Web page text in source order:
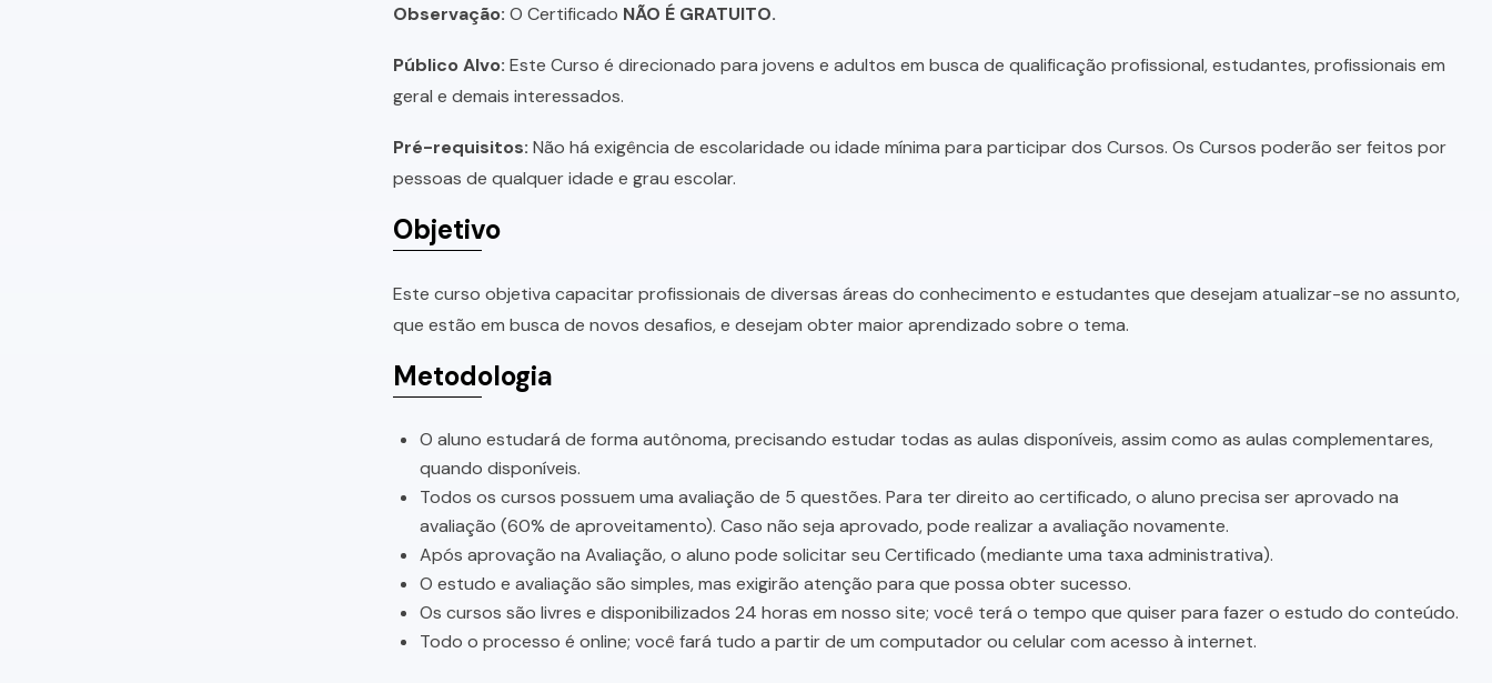
Observação: O Certificado NÃO É GRATUITO.
Público Alvo: Este Curso é direcionado para jovens e adultos em busca de qualificação profissional, estudantes, profissionais em
geral e demais interessados.
Pré-requisitos: Não há exigência de escolaridade ou idade mínima para participar dos Cursos. Os Cursos poderão ser feitos por
pessoas de qualquer idade e grau escolar.
Objetivo
Este curso objetiva capacitar profissionais de diversas áreas do conhecimento e estudantes que desejam atualizar-se no assunto,
que estão em busca de novos desafios, e desejam obter maior aprendizado sobre o tema.
Metodologia
O aluno estudará de forma autônoma, precisando estudar todas as aulas disponíveis, assim como as aulas complementares,
quando disponíveis.
Todos os cursos possuem uma avaliação de 5 questões. Para ter direito ao certificado, o aluno precisa ser aprovado na
avaliação (60% de aproveitamento). Caso não seja aprovado, pode realizar a avaliação novamente.
Após aprovação na Avaliação, o aluno pode solicitar seu Certificado (mediante uma taxa administrativa).
O estudo e avaliação são simples, mas exigirão atenção para que possa obter sucesso.
Os cursos são livres e disponibilizados 24 horas em nosso site; você terá o tempo que quiser para fazer o estudo do conteúdo.
Todo o processo é online; você fará tudo a partir de um computador ou celular com acesso à internet.